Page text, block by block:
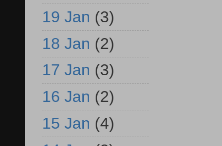
19 Jan (3)
18 Jan (2)
17 Jan (3)
16 Jan (2)
15 Jan (4)